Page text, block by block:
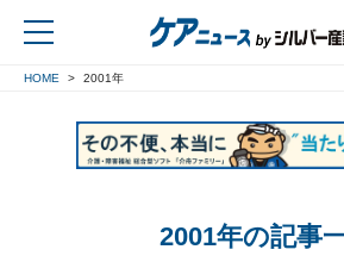
HOME 2001年
2001年の記事